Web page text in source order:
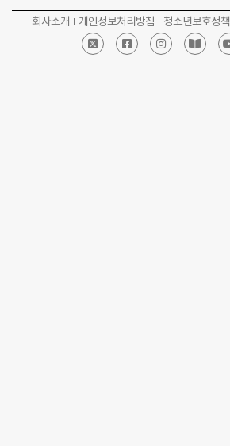
회사소개 개인정보처리방침 청소년보호정책